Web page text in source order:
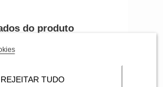
do produto
REJEITAR TUDO